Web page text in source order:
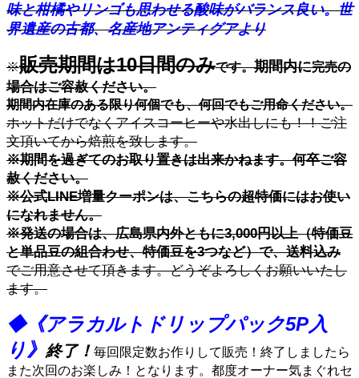
味と柑橘やリンゴも思わせる酸味がバランス良い。世
界遺産の古都、名産地アンティグアより
※販売期間は10日間のみです。期間内に完売の
場合はご容赦ください。
期間内在庫のある限り何個でも、何回でもご用命ください。
ホットだけでなくアイスコーヒーや水出しにも！！ご注
文頂いてから焙煎を致します。
※期間を過ぎてのお取り置きは出来かねます。何卒ご容
赦ください。
※公式LINE増量クーポンは、こちらの超特価にはお使い
になれません。
※発送の場合は、広島県内外ともに3,000円以上（特価豆
と単品豆の組合わせ、特価豆を3つなど）で、送料込み
でご用意させて頂きます。どうぞよろしくお願いいたし
ます。
◆《アラカルトドリップパック5P入
り》 終了！ 毎回限定数お作りして販売！終了しましたら
また次回のお楽しみ！となります。都度オーナー気まぐれセ